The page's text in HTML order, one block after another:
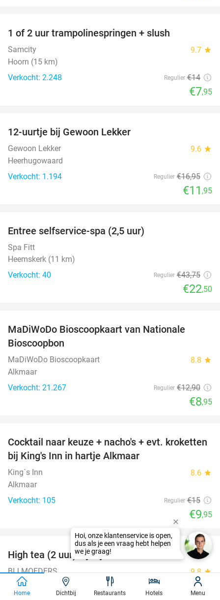
1 of 2 uur trampolinespringen + slush
Samcity 9.7 star
Hoorn (15 km)
Verkocht: 2.248
Regulier €14
€7,95
12-uurtje bij Gewoon Lekker
Gewoon Lekker 9.6 star
Heerhugowaard
Verkocht: 1.194
Regulier €16,95
€11 ,95
Entree selfservice-spa (2,5 uur)
Spa Fitt
Heemskerk (11 km)
Verkocht: 40
Regulier €43,75
€22,50
MaDiWoDo Bioscoopkaart van Nationale
Bioscoopbon
MaDiWoDo Bioscoopkaart 8.8 star
Alkmaar
Verkocht: 21.267
Regulier €12,90
€8,95
34%
Cocktail naar keuze + nacho's + evt. kroketten
bij King's Inn in hartje Alkmaar
King´s Inn 8.6 star
Alkmaar
Verkocht: 105
Regulier €15
€9,95
32%
favorite_border
High tea (2 uur) bij Bij Moeders
BIJ MOEDERS 9.8star
Middenbeemster (11 km)
Home Dichtbij Restaurants Hotels Menu